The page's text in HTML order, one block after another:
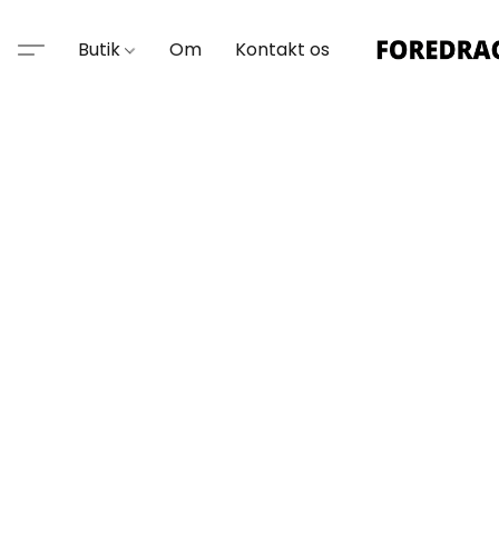
Butik Om Kontakt os